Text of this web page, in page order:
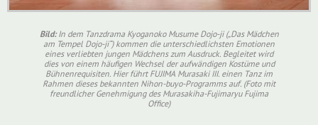
Bild:In dem Tanzdrama Kyoganoko Musume Dojo-ji („Das Mädchen
am Tempel Dojo-ji“) kommen die unterschiedlichsten Emotionen
eines verliebten jungen Mädchens zum Ausdruck. Begleitet wird
dies von einem häufigen Wechsel der aufwändigen Kostüme und
Bühnenrequisiten. Hier führt FUJIMA Murasaki III. einen Tanz im
Rahmen dieses bekannten Nihon-buyo-Programms auf. (Foto mit
freundlicher Genehmigung des Murasakiha-Fujimaryu Fujima
Office)